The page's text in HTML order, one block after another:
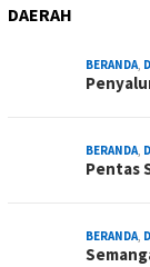
DAERAH
BERANDA,
BERANDA,
Pentas
BERANDA,